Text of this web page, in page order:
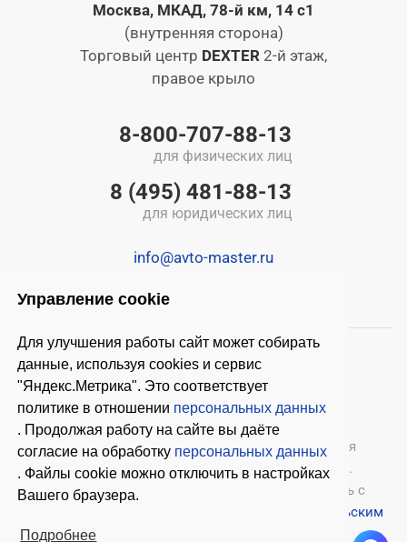
Управление cookie
Для улучшения работы сайт может собирать
данные, используя cookies и сервис
"Яндекс.Метрика". Это соответствует
политике в отношении персональных данных
. Продолжая работу на сайте вы даёте
согласие на обработку персональных данных
. Файлы cookie можно отключить в настройках
Вашего браузера.
Подробнее
Москва, МКАД, 78-й км, 14 с1
(внутренняя сторона)
Торговый центр DEXTER 2-й этаж,
правое крыло
8-800-707-88-13
для физических лиц
8 (495) 481-88-13
для юридических лиц
info@avto-master.ru
© 2026 ООО «Автомастер»— оборудование для
автосервиса, шиномонтажное оборудование.
Оставляя заявки на нашем сайте, ознакомьтесь с
Пользовательским